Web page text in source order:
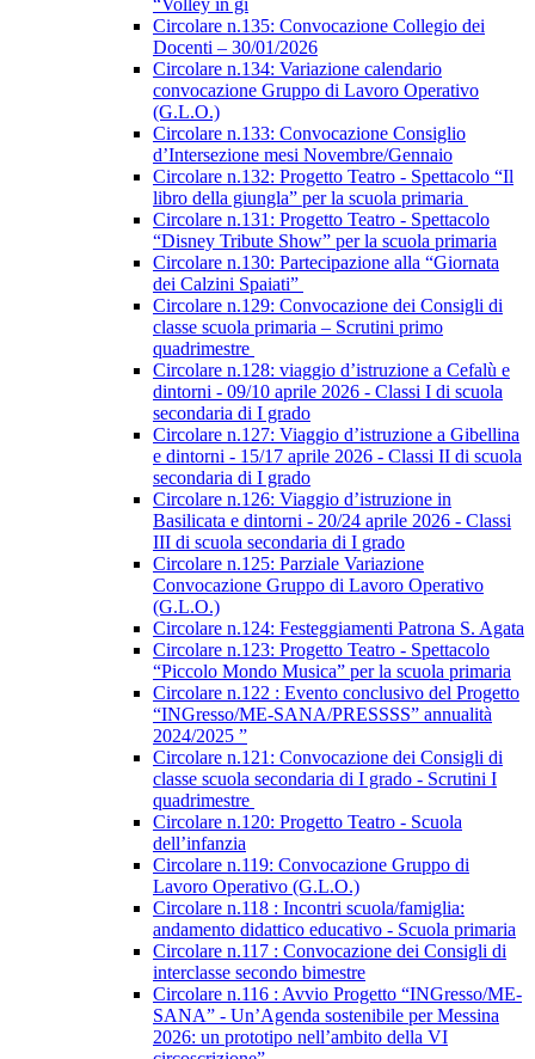
“Volley in gi
Circolare n.135: Convocazione Collegio dei
Docenti – 30/01/2026
Circolare n.134: Variazione calendario
convocazione Gruppo di Lavoro Operativo
(G.L.O.)
Circolare n.133: Convocazione Consiglio
d’Intersezione mesi Novembre/Gennaio
Circolare n.132: Progetto Teatro - Spettacolo “Il
libro della giungla” per la scuola primaria
Circolare n.131: Progetto Teatro - Spettacolo
“Disney Tribute Show” per la scuola primaria
Circolare n.130: Partecipazione alla “Giornata
dei Calzini Spaiati”
Circolare n.129: Convocazione dei Consigli di
classe scuola primaria – Scrutini primo
quadrimestre
Circolare n.128: viaggio d’istruzione a Cefalù e
dintorni - 09/10 aprile 2026 - Classi I di scuola
secondaria di I grado
Circolare n.127: Viaggio d’istruzione a Gibellina
e dintorni - 15/17 aprile 2026 - Classi II di scuola
secondaria di I grado
Circolare n.126: Viaggio d’istruzione in
Basilicata e dintorni - 20/24 aprile 2026 - Classi
III di scuola secondaria di I grado
Circolare n.125: Parziale Variazione
Convocazione Gruppo di Lavoro Operativo
(G.L.O.)
Circolare n.124: Festeggiamenti Patrona S. Agata
Circolare n.123: Progetto Teatro - Spettacolo
“Piccolo Mondo Musica” per la scuola primaria
Circolare n.122 : Evento conclusivo del Progetto
“INGresso/ME-SANA/PRESSSS” annualità
2024/2025 ”
Circolare n.121: Convocazione dei Consigli di
classe scuola secondaria di I grado - Scrutini I
quadrimestre
Circolare n.120: Progetto Teatro - Scuola
dell’infanzia
Circolare n.119: Convocazione Gruppo di
Lavoro Operativo (G.L.O.)
Circolare n.118 : Incontri scuola/famiglia:
andamento didattico educativo - Scuola primaria
Circolare n.117 : Convocazione dei Consigli di
interclasse secondo bimestre
Circolare n.116 : Avvio Progetto “INGresso/ME-
SANA” - Un’Agenda sostenibile per Messina
2026: un prototipo nell’ambito della VI